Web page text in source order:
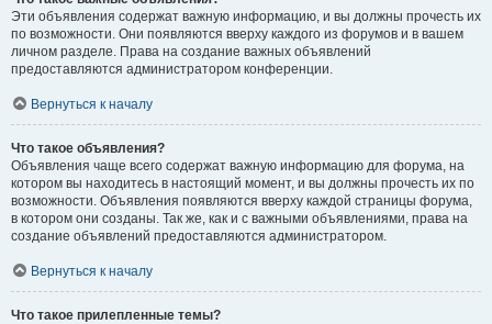
Эти объявления содержат важную информацию, и вы должны прочесть их
по возможности. Они появляются вверху каждого из форумов и в вашем
личном разделе. Права на создание важных объявлений
предоставляются администратором конференции.
Вернуться к началу
Что такое объявления?
Объявления чаще всего содержат важную информацию для форума, на
котором вы находитесь в настоящий момент, и вы должны прочесть их по
возможности. Объявления появляются вверху каждой страницы форума,
в котором они созданы. Так же, как и с важными объявлениями, права на
создание объявлений предоставляются администратором.
Вернуться к началу
Что такое прилепленные темы?